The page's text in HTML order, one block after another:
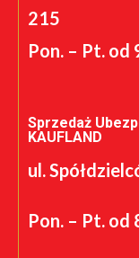
215
Pon. – Pt. od
Sprzedaż
KAUFLAND
ul.
Pon. – Pt. od